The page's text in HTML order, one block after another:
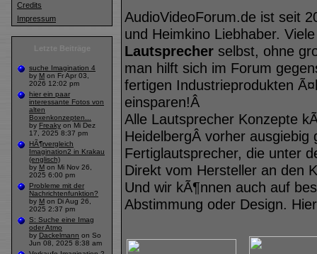
Credits
Impressum
suche Imagination 4
by M on Fr Apr 03,
2026 12:02 pm
hier ein paar
interessante Fotos von
alten
Boxenkonzepten...
by Freaky on Mi Dez
17, 2025 8:37 pm
HÃ¶rvergleich
Imagination2 in Krakau
(englisch)
by M on Mi Nov 26,
2025 6:00 pm
Probleme mit der
Nachrichtenfunktion?
by M on Di Aug 26,
2025 2:37 pm
S: Suche eine Imag
oder Atmo
by Dackelmann on So
Jun 08, 2025 8:38 am
AudioVideoForum.de ist seit
und Heimkino Liebhaber.
Lautsprecher selbst, ohne
man hilft sich im Forum
fertigen Industrieprodukten
einsparen!Â
Alle Lautsprecher Konzepte
HeidelbergÂ vorher
Fertiglautsprecher, die unter
Direkt vom Hersteller an den
Und wir kÃ¶nnen auch auf
Abstimmung oder Design.